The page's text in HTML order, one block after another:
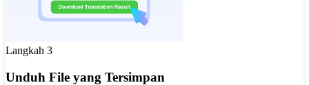
Langkah 3
Unduh File yang Tersimpan